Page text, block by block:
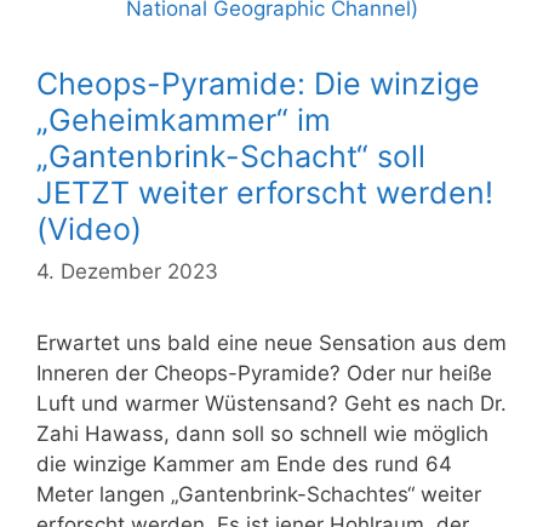
Cheops-Pyramide: Die winzige
„Geheimkammer“ im
„Gantenbrink-Schacht“ soll
JETZT weiter erforscht werden!
(Video)
4. Dezember 2023
Erwartet uns bald eine neue Sensation aus dem
Inneren der Cheops-Pyramide? Oder nur heiße
Luft und warmer Wüstensand? Geht es nach Dr.
Zahi Hawass, dann soll so schnell wie möglich
die winzige Kammer am Ende des rund 64
Meter langen „Gantenbrink-Schachtes“ weiter